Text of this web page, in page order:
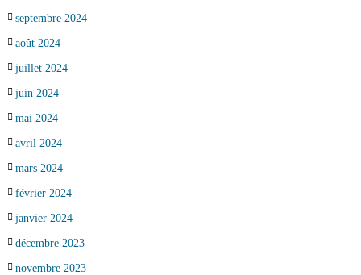
septembre 2024
août 2024
juillet 2024
juin 2024
mai 2024
avril 2024
mars 2024
février 2024
janvier 2024
décembre 2023
novembre 2023